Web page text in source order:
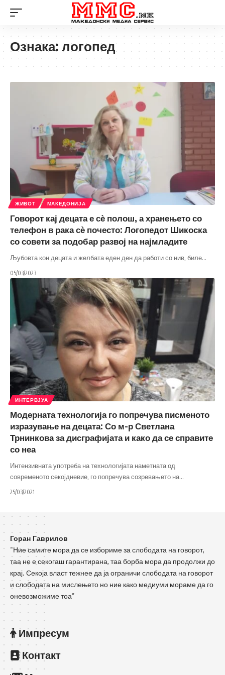
Ознака: логопед
ЖИВОТ МАКЕДОНИЈА
Говорот кај децата е сѐ полош, а хранењето со
телефон в рака сѐ почесто: Логопедот Шикоска
со совети за подобар развој на најмладите
Љубовта кон децата и желбата еден ден да работи со нив, биле…
05/03/2023
ИНТЕРВЈУА
Модерната технологија го попречува писменото
изразување на децата: Со м-р Светлана
Трнинкова за дисграфијата и како да се справите
со неа
Интензивната употреба на технологијата наметната од
современото секојдневие, го попречува созревањето на…
25/03/2021
Горан Гаврилов
“Ние самите мора да се избориме за слободата на говорот,
таа не е секогаш гарантирана, таа борба мора да продолжи до
крај. Секоја власт тежнее да ја ограничи слободата на говорот
и слободата на мислењето но ние како медиуми мораме да го
оневозможиме тоа”
Импресум
Контакт